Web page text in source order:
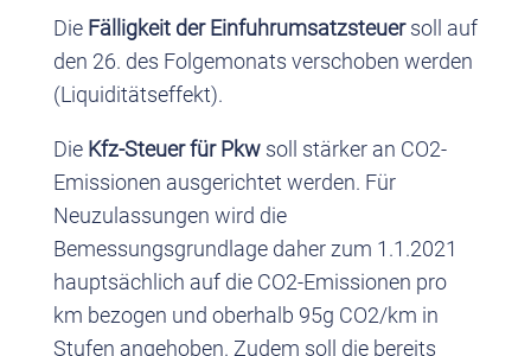
Die Fälligkeit der Einfuhrumsatzsteuersoll auf
den 26. des Folgemonats verschoben werden
(Liquiditätseffekt).
Die Kfz-Steuer für Pkwsoll stärker an CO2-
Emissionen ausgerichtet werden. Für
Neuzulassungen wird die
Bemessungsgrundlage daher zum 1.1.2021
hauptsächlich auf die CO2-Emissionen pro
km bezogen und oberhalb 95g CO2/km in
Stufen angehoben. Zudem soll die bereits